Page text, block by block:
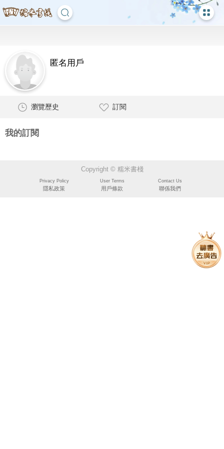
匿名用戶
瀏覽歷史 訂閱
我的訂閱
Copyright © 糯米書棧
Privacy Policy
隱私政策
User Terms
用戶條款
Contact Us
聯係我們